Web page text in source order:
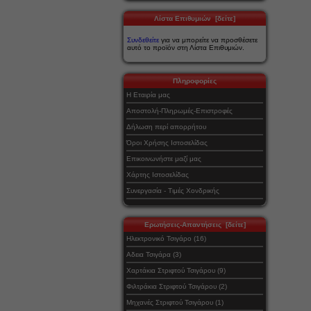
Λίστα Επιθυμιών [δείτε]
Συνδεθείτε για να μπορείτε να προσθέσετε
αυτό το προϊόν στη Λίστα Επιθυμιών.
Πληροφορίες
Η Εταιρία μας
Αποστολή-Πληρωμές-Επιστροφές
Δήλωση περί απορρήτου
Όροι Χρήσης Ιστοσελίδας
Επικοινωνήστε μαζί μας
Χάρτης Ιστοσελίδας
Συνεργασία - Τιμές Χονδρικής
Ερωτήσεις-Απαντήσεις [δείτε]
Ηλεκτρονικό Τσιγάρο (16)
Αδεια Τσιγάρα (3)
Χαρτάκια Στριφτού Τσιγάρου (9)
Φιλτράκια Στριφτού Τσιγάρου (2)
Μηχανές Στριφτού Τσιγάρου (1)